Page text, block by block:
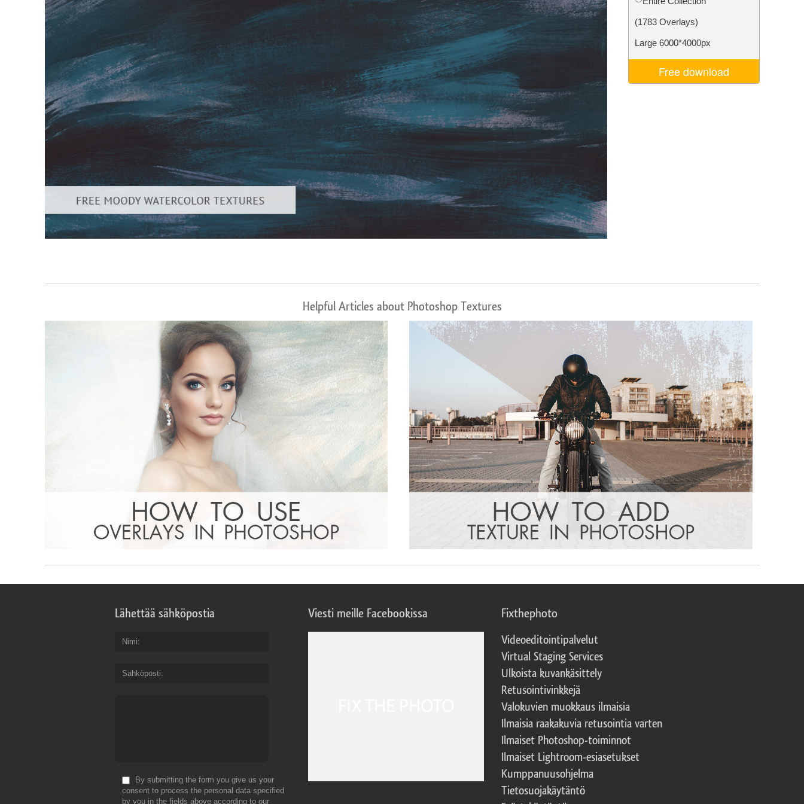
Tuotteen valokuvien muokkaus Korujen valokuvien muokkaus AI-koulutusdata Video Editing Services
(1783 Overlays)
Large 6000*4000px
Free download
Helpful Articles about Photoshop Textures
Lähettää sähköpostia
Nimi
Sähköposti
By submitting the form you give us your
consent to process the personal data specified
by you in the fields above according to our
Viesti meille Facebookissa Fixthephoto
Videoeditointipalvelut
Virtual Staging Services
Ulkoista kuvankäsittely
Retusointivinkkejä
Valokuvien muokkaus ilmaisia
Ilmaisia raakakuvia retusointia varten
Ilmaiset Photoshop-toiminnot
Ilmaiset Lightroom-esiasetukset
Kumppanuusohjelma
Tietosuojakäytäntö